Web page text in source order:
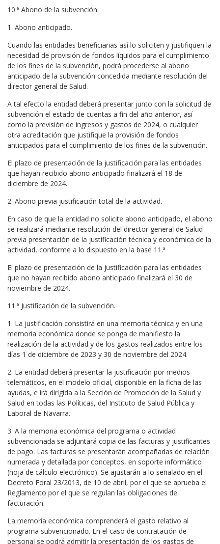
10.ª Abono de la subvención.
1. Abono anticipado.
Cuando las entidades beneficiarias así lo soliciten y justifiquen la
necesidad de provisión de fondos líquidos para el cumplimiento
de los fines de la subvención, podrá procederse al abono
anticipado de la subvención concedida mediante resolución del
director general de Salud.
A tal efecto la entidad deberá presentar junto con la solicitud de
subvención el estado de cuentas a fin del año anterior, así
como la previsión de ingresos y gastos de 2024, o cualquier
otra acreditación que justifique la provisión de fondos
anticipados para el cumplimiento de los fines de la subvención.
El plazo de presentación de la justificación para las entidades
que hayan recibido abono anticipado finalizará el 18 de
diciembre de 2024.
2. Abono previa justificación total de la actividad.
En caso de que la entidad no solicite abono anticipado, el abono
se realizará mediante resolución del director general de Salud
previa presentación de la justificación técnica y económica de la
actividad, conforme a lo dispuesto en la base 11.ª
El plazo de presentación de la justificación para las entidades
que no hayan recibido abono anticipado finalizará el 30 de
noviembre de 2024.
11.ª Justificación de la subvención.
1. La justificación consistirá en una memoria técnica y en una
memoria económica donde se ponga de manifiesto la
realización de la actividad y de los gastos realizados entre los
días 1 de diciembre de 2023 y 30 de noviembre del 2024.
2. La entidad deberá presentar la justificación por medios
telemáticos, en el modelo oficial, disponible en la ficha de las
ayudas, e irá dirigida a la Sección de Promoción de la Salud y
Salud en todas las Políticas, del Instituto de Salud Pública y
Laboral de Navarra.
3. A la memoria económica del programa o actividad
subvencionada se adjuntará copia de las facturas y justificantes
de pago. Las facturas se presentarán acompañadas de relación
numerada y detallada por conceptos, en soporte informático
(hoja de cálculo electrónico). Se ajustarán a lo señalado en el
Decreto Foral 23/2013, de 10 de abril, por el que se aprueba el
Reglamento por el que se regulan las obligaciones de
facturación.
La memoria económica comprenderá el gasto relativo al
programa subvencionado. En el caso de contratación de
personal se podrá admitir la presentación de los gastos de